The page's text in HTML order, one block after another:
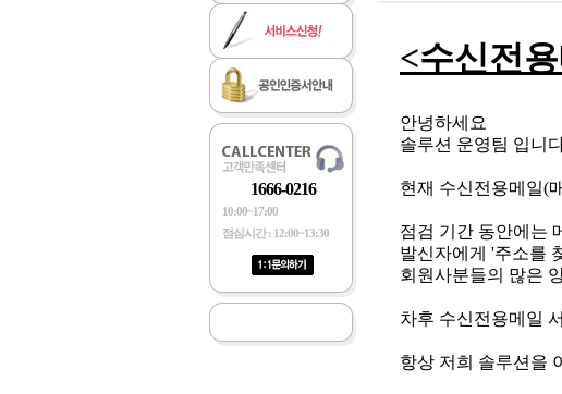
1666-0216
10:00~17:00
점심시간 : 12:00~13:30
<수신전
안녕하세요
솔루션 운영팀 입니
현재 수신전용메일(
점검 기간 동안에는
발신자에게 '주소를
회원사분들의 많은
차후 수신전용메일
항상 저희 솔루션을